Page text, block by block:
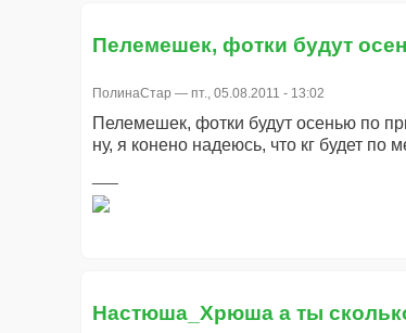
Пелемешек, фотки будут
ПолинаСтар — пт., 05.08.2011 - 13:02
Пелемешек, фотки будут осенью по
ну, я конено надеюсь, что кг будет
Настюша_Хрюша а ты